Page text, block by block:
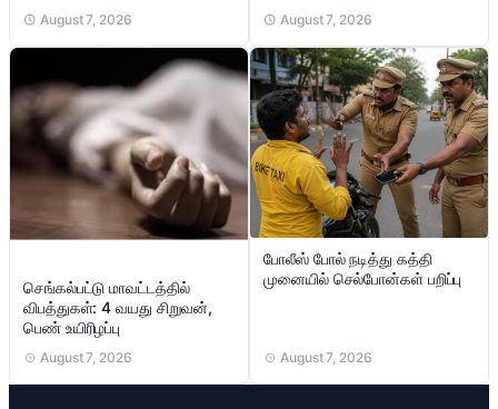
August 7, 2026 August 7, 2026
செங்கல்பட்டு மாவட்டத்தில்
விபத்துகள்: 4 வயது சிறுவன்,
பெண் உயிரிழப்பு
August 7, 2026
போலீஸ் போல் நடித்து கத்தி
முனையில் செல்போன்கள் பறிப்பு
August 7, 2026